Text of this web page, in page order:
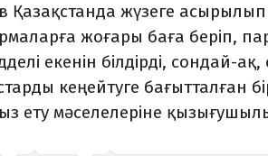
Қазақстанда жүзеге асырылып
жоғары баға беріп,
екенін білдірді, сондай-
кеңейтуге бағытталған
ету мәселелеріне